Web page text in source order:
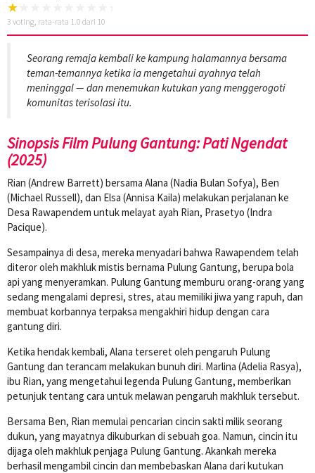
3 voting, rata-rata 1.0 dari 10
Seorang remaja kembali ke kampung halamannya bersama
teman-temannya ketika ia mengetahui ayahnya telah
meninggal — dan menemukan kutukan yang menggerogoti
komunitas terisolasi itu.
Sinopsis Film Pulung Gantung: Pati Ngendat
(2025)
Rian (Andrew Barrett) bersama Alana (Nadia Bulan Sofya), Ben
(Michael Russell), dan Elsa (Annisa Kaila) melakukan perjalanan ke
Desa Rawapendem untuk melayat ayah Rian, Prasetyo (Indra
Pacique).
Sesampainya di desa, mereka menyadari bahwa Rawapendem telah
diteror oleh makhluk mistis bernama Pulung Gantung, berupa bola
api yang menyeramkan. Pulung Gantung memburu orang-orang yang
sedang mengalami depresi, stres, atau memiliki jiwa yang rapuh, dan
membuat korbannya terpaksa mengakhiri hidup dengan cara
gantung diri.
Ketika hendak kembali, Alana terseret oleh pengaruh Pulung
Gantung dan terancam melakukan bunuh diri. Marlina (Adelia Rasya),
ibu Rian, yang mengetahui legenda Pulung Gantung, memberikan
petunjuk tentang cara untuk melawan pengaruh makhluk tersebut.
Bersama Ben, Rian memulai pencarian cincin sakti milik seorang
dukun, yang mayatnya dikuburkan di sebuah goa. Namun, cincin itu
dijaga oleh makhluk penjaga Pulung Gantung. Akankah mereka
berhasil mengambil cincin dan membebaskan Alana dari kutukan